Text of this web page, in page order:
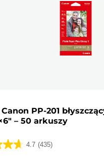
PP-201
– 50 arkuszy
4.7 (435)